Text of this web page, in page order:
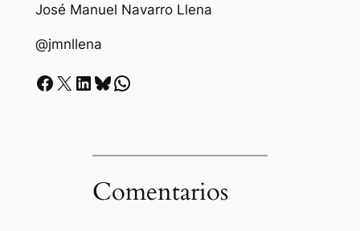
José Manuel Navarro Llena
@jmnllena
Facebook X LinkedIn Bluesky Whatsapp
Comentarios